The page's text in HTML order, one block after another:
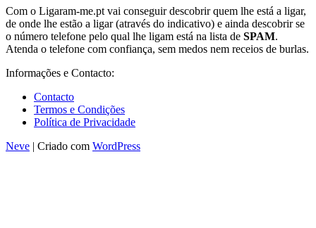
Com o Ligaram-me.pt vai conseguir descobrir quem lhe está a ligar,
de onde lhe estão a ligar (através do indicativo) e ainda descobrir se
o número telefone pelo qual lhe ligam está na lista de SPAM.
Atenda o telefone com confiança, sem medos nem receios de burlas.
Informações e Contacto:
Contacto
Termos e Condições
Política de Privacidade
Neve | Criado com WordPress